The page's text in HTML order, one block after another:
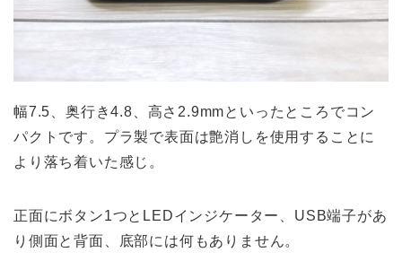
幅7.5、奥行き4.8、高さ2.9mmといったところでコン
パクトです。プラ製で表面は艶消しを使用することに
より落ち着いた感じ。
正面にボタン1つとLEDインジケーター、USB端子があ
り側面と背面、底部には何もありません。